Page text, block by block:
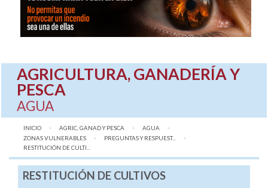
AGRICULTURA, GANADERÍA Y
PESCA
AGUA
INICIO AGRIC, GANAD Y PESCA
AGUA
ZONAS VULNERABLES
PREGUNTAS Y RESPUEST...
AQUÍ:
RESTITUCIÓN DE CULTI...
RESTITUCIÓN DE CULTIVOS